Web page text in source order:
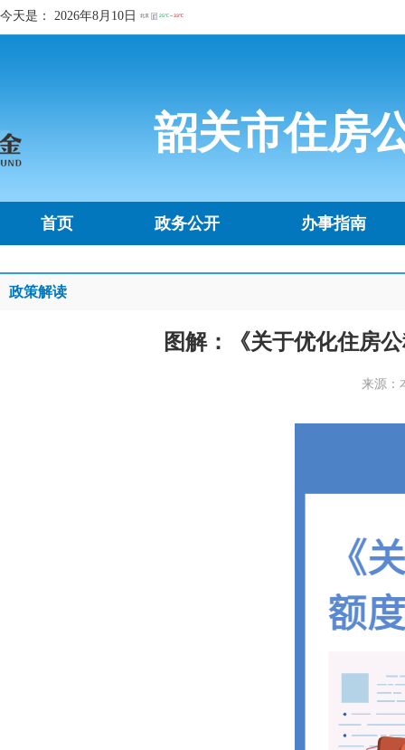
今天是： 2026年8月10日
韶关市住房
首页 政务公开 办事指南
政策解读
图解：《关于优化住房
来源：